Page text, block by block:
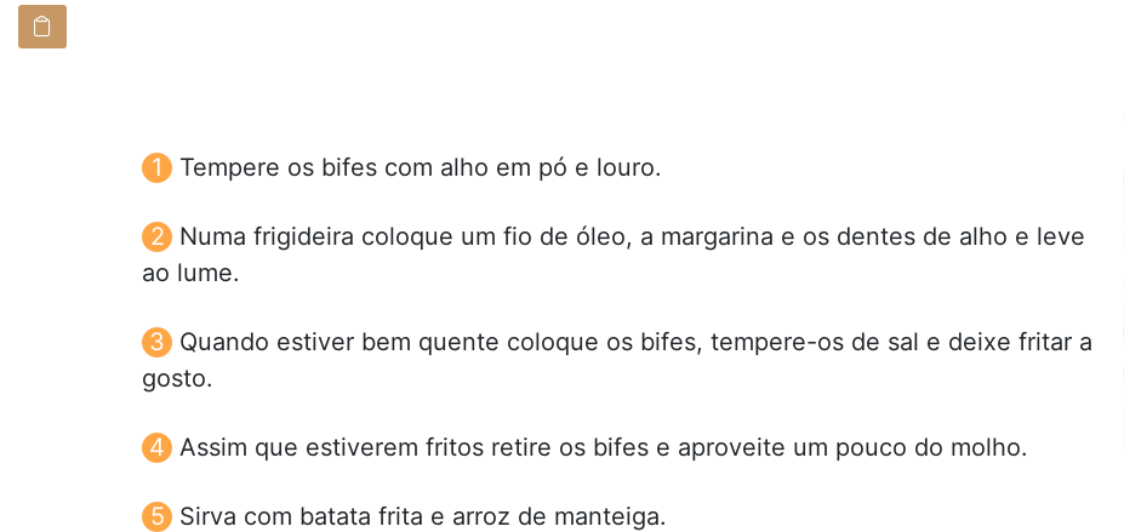
Tempere os bifes com alho em pó e louro.
Numa frigideira coloque um fio de óleo, a margarina e os dentes de alho e leve
ao lume.
Quando estiver bem quente coloque os bifes, tempere-os de sal e deixe fritar a
gosto.
Assim que estiverem fritos retire os bifes e aproveite um pouco do molho.
Sirva com batata frita e arroz de manteiga.